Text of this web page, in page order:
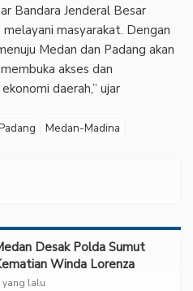
Bandara Jenderal Besar
masyarakat. Dengan
Medan dan Padang akan
akses dan
daerah,” ujar
Medan-Madina
Desak Polda Sumut
Winda Lorenza
yang lalu